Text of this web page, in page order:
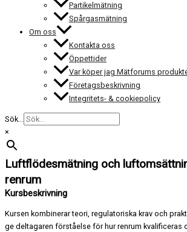
Partikelmätning
Spårgasmätning
Om oss
Kontakta oss
Öppettider
Var köper jag Mätforums
Företagsbeskrivning
Integritets- & cookiepolicy
Sök...
×
Luftflödesmätning och
renrum
Kursbeskrivning
Kursen kombinerar teori, regulatoriska krav och
ge deltagaren förståelse för hur renrum kvalificeras